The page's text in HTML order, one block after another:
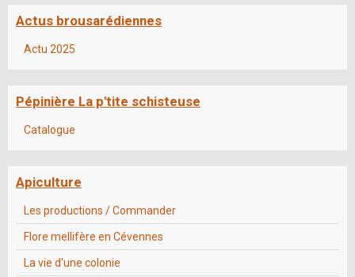
Actus brousarédiennes
Actu 2025
Pépinière La p'tite schisteuse
Catalogue
Apiculture
Les productions / Commander
Flore mellifère en Cévennes
La vie d'une colonie